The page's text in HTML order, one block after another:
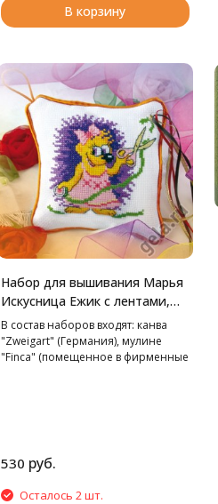
В корзину
Набор для вышивания Марья
Искусница Ежик с лентами,
10х10 см
В состав наборов входят: канва
"Zweigart" (Германия), мулине
"Finca" (помещенное в фирменные
530 руб.
Осталось 2 шт.